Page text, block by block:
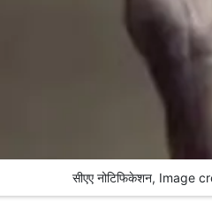
सीएए नोटिफिकेशन, Image